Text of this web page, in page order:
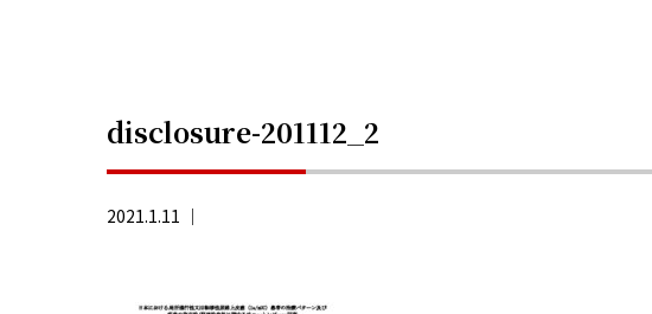
disclosure-201112_2
2021.1.11 ｜